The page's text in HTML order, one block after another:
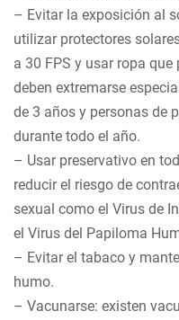
– Evitar la exposición al
utilizar protectores
a 30 FPS y usar ropa
deben extremarse
de 3 años y personas de
durante todo el año.
– Usar preservativo en
reducir el riesgo de
sexual como el Virus de
el Virus del Papiloma
– Evitar el tabaco y
humo.
– Vacunarse: existen